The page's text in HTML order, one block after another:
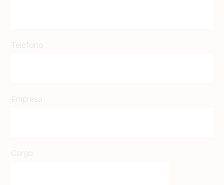
Teléfono
Empresa
Cargo